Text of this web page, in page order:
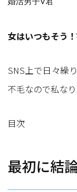
女はいつもそう
SNS上で日々繰
不毛なので私な
目次
最初に結